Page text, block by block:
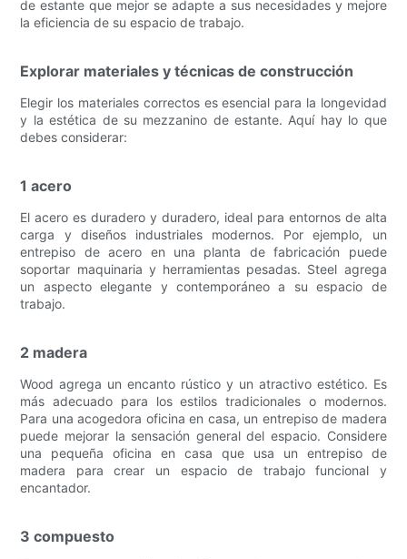
de estante que mejor se adapte a sus necesidades y mejore
la eficiencia de su espacio de trabajo.
Explorar materiales y técnicas de construcción
Elegir los materiales correctos es esencial para la longevidad
y la estética de su mezzanino de estante. Aquí hay lo que
debes considerar:
1 acero
El acero es duradero y duradero, ideal para entornos de alta
carga y diseños industriales modernos. Por ejemplo, un
entrepiso de acero en una planta de fabricación puede
soportar maquinaria y herramientas pesadas. Steel agrega
un aspecto elegante y contemporáneo a su espacio de
trabajo.
2 madera
Wood agrega un encanto rústico y un atractivo estético. Es
más adecuado para los estilos tradicionales o modernos.
Para una acogedora oficina en casa, un entrepiso de madera
puede mejorar la sensación general del espacio. Considere
una pequeña oficina en casa que usa un entrepiso de
madera para crear un espacio de trabajo funcional y
encantador.
3 compuesto